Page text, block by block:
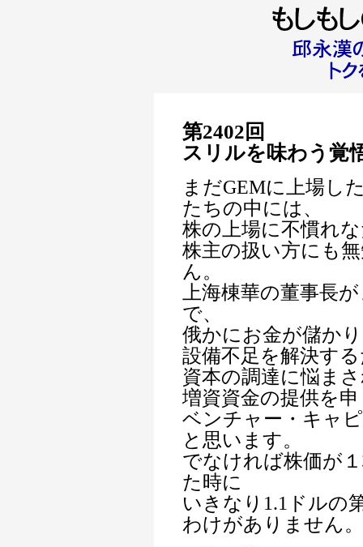
第2402回
スリルを味わう覚
まだGEMに上場し
たちの中には、
株の上場に不慣れ
株主の扱い方にも
ん。
上海棟華の董事長
で、
俄かにお金が儲か
設備不足を解決す
資本の調達に悩ま
増資資金の提供を
ベンチャー・キャ
と思います。
でなければ株価が
た時に
いきなり1.1ドルの
わけがありません。